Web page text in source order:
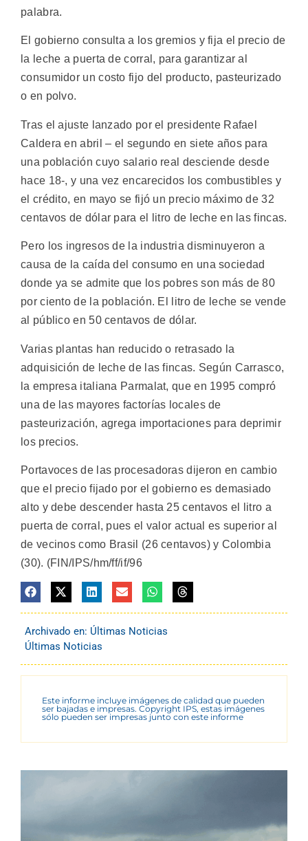
palabra.
El gobierno consulta a los gremios y fija el precio de
la leche a puerta de corral, para garantizar al
consumidor un costo fijo del producto, pasteurizado
o en polvo.
Tras el ajuste lanzado por el presidente Rafael
Caldera en abril – el segundo en siete años para
una población cuyo salario real desciende desde
hace 18-, y una vez encarecidos los combustibles y
el crédito, en mayo se fijó un precio máximo de 32
centavos de dólar para el litro de leche en las fincas.
Pero los ingresos de la industria disminuyeron a
causa de la caída del consumo en una sociedad
donde ya se admite que los pobres son más de 80
por ciento de la población. El litro de leche se vende
al público en 50 centavos de dólar.
Varias plantas han reducido o retrasado la
adquisición de leche de las fincas. Según Carrasco,
la empresa italiana Parmalat, que en 1995 compró
una de las mayores factorías locales de
pasteurización, agrega importaciones para deprimir
los precios.
Portavoces de las procesadoras dijeron en cambio
que el precio fijado por el gobierno es demasiado
alto y debe descender hasta 25 centavos el litro a
puerta de corral, pues el valor actual es superior al
de vecinos como Brasil (26 centavos) y Colombia
(30). (FIN/IPS/hm/ff/if/96
Archivado en: Últimas Noticias
Últimas Noticias
Este informe incluye imágenes de calidad que pueden
ser bajadas e impresas. Copyright IPS, estas imágenes
sólo pueden ser impresas junto con este informe